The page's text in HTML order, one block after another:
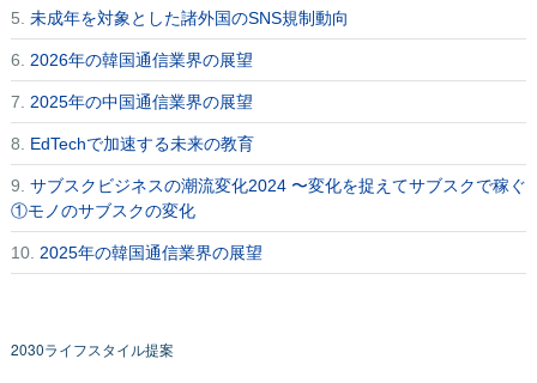
5. 未成年を対象とした諸外国のSNS規制動向
6. 2026年の韓国通信業界の展望
7. 2025年の中国通信業界の展望
8. EdTechで加速する未来の教育
9. サブスクビジネスの潮流変化2024 〜変化を捉えてサブスクで稼ぐ
①モノのサブスクの変化
10. 2025年の韓国通信業界の展望
2030ライフスタイル提案